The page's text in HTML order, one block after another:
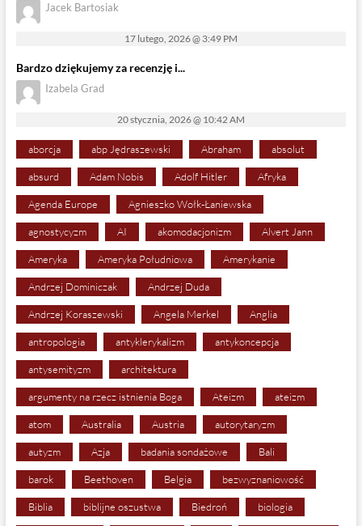
Jacek Bartosiak
17 lutego, 2026 @ 3:49 PM
Bardzo dziękujemy za recenzję i...
Izabela Grad
20 stycznia, 2026 @ 10:42 AM
aborcja abp Jędraszewski Abraham absolut
absurd Adam Nobis Adolf Hitler Afryka
Agenda Europe Agnieszko Wołk-Łaniewska
agnostycyzm AI akomodacjonizm Alvert Jann
Ameryka Ameryka Południowa Amerykanie
Andrzej Dominiczak Andrzej Duda
Andrzej Koraszewski Angela Merkel Anglia
antropologia antyklerykalizm antykoncepcja
antysemityzm architektura
argumenty na rzecz istnienia Boga Ateizm ateizm
atom Australia Austria autorytaryzm
autyzm Azja badania sondażowe Bali
barok Beethoven Belgia bezwyznaniowość
Biblia biblijne oszustwa Biedroń biologia